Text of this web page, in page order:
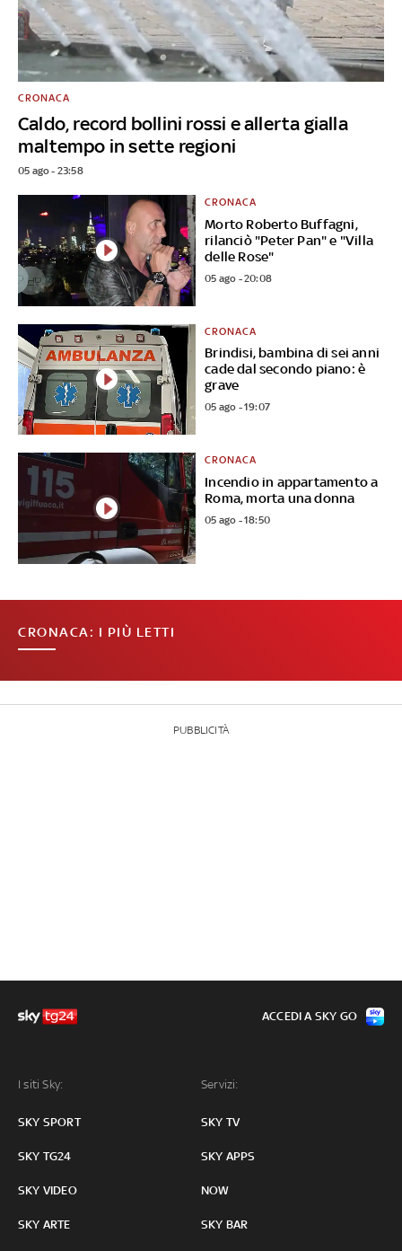
Caldo, record bollini rossi e allerta gialla
maltempo in sette regioni
CRONACA
05 ago - 23:58
Morto Roberto Buffagni,
rilanciò "Peter Pan" e "Villa
delle Rose"
CRONACA
05 ago - 20:08
Brindisi, bambina di sei anni
cade dal secondo piano: è
grave
CRONACA
05 ago - 19:07
Incendio in appartamento a
Roma, morta una donna
CRONACA
05 ago - 18:50
CRONACA: I PIÙ LETTI
PUBBLICITÀ
I siti Sky:
SKY SPORT
SKY TG24
SKY VIDEO
SKY ARTE
Servizi:
SKY TV
SKY APPS
NOW
SKY BAR
ACCEDI A SKY GO